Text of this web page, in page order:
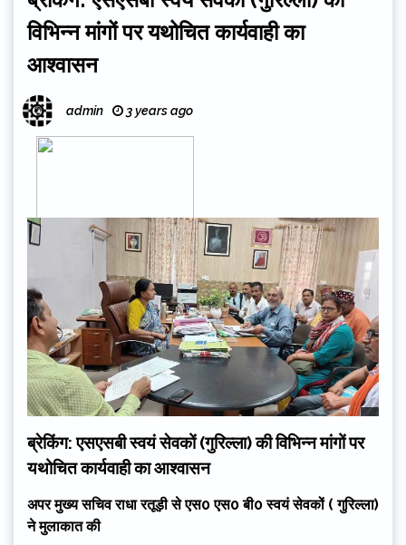
विभिन्न मांगों पर यथोचित कार्यवाही का
आश्वासन
admin 3 years ago
ब्रेकिंग: एसएसबी स्वयं सेवकों (गुरिल्ला) की विभिन्न मांगों पर
यथोचित कार्यवाही का आश्वासन
अपर मुख्य सचिव राधा रतूड़ी से एस0 एस0 बी0 स्वयं सेवकों ( गुरिल्ला)
ने मुलाकात की